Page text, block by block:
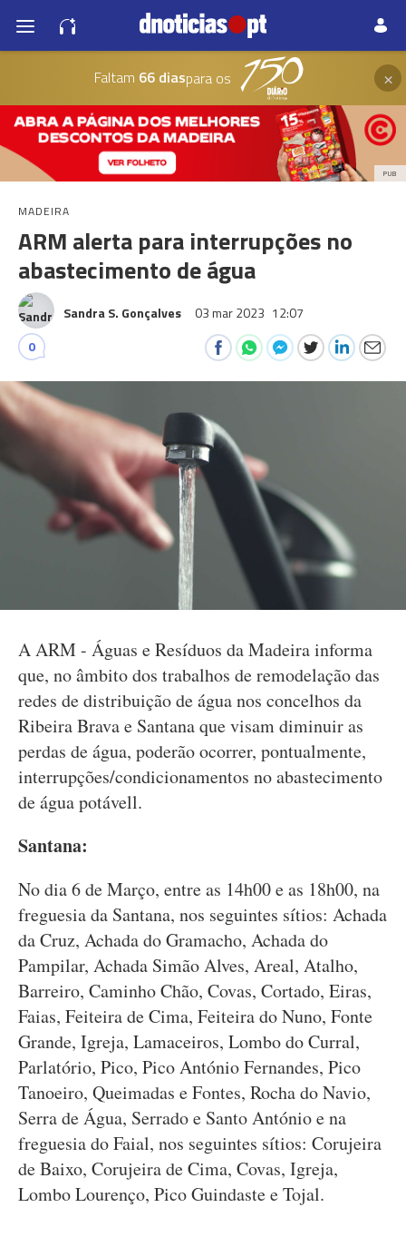
Faltam 66 diaspara os ×
PUB
MADEIRA
ARM alerta para interrupções no
abastecimento de água
Sandra S. Gonçalves 03 mar 2023 12:07
0
A ARM - Águas e Resíduos da Madeira informa
que, no âmbito dos trabalhos de remodelação das
redes de distribuição de água nos concelhos da
Ribeira Brava e Santana que visam diminuir as
perdas de água, poderão ocorrer, pontualmente,
interrupções/condicionamentos no abastecimento
de água potávell.
Santana:
No dia 6 de Março, entre as 14h00 e as 18h00, na
freguesia da Santana, nos seguintes sítios: Achada
da Cruz, Achada do Gramacho, Achada do
Pampilar, Achada Simão Alves, Areal, Atalho,
Barreiro, Caminho Chão, Covas, Cortado, Eiras,
Faias, Feiteira de Cima, Feiteira do Nuno, Fonte
Grande, Igreja, Lamaceiros, Lombo do Curral,
Parlatório, Pico, Pico António Fernandes, Pico
Tanoeiro, Queimadas e Fontes, Rocha do Navio,
Serra de Água, Serrado e Santo António e na
freguesia do Faial, nos seguintes sítios: Corujeira
de Baixo, Corujeira de Cima, Covas, Igreja,
Lombo Lourenço, Pico Guindaste e Tojal.